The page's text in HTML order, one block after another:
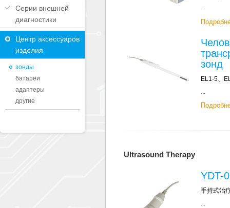
Серии внешней
диагностики
Центр аксессуаров
изделия
зонды
батареи
адаптеры
другие
...
зонд
EL1-5、
...
Ultrasound Therapy
YDT-
手持式治
...